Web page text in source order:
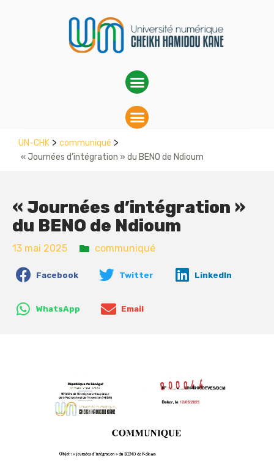
UN-CHK > communiqué >
« Journées d’intégration » du BENO de Ndioum
« Journées d’intégration »
du BENO de Ndioum
13 mai 2025 communiqué
Facebook Twitter LinkedIn
WhatsApp Email